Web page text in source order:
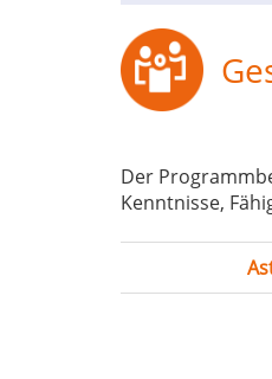
Der
Kenntnisse,